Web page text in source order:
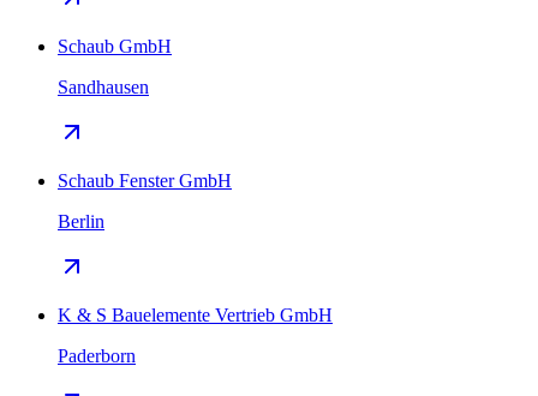
Schaub GmbH
Sandhausen
Schaub Fenster GmbH
Berlin
K & S Bauelemente Vertrieb GmbH
Paderborn